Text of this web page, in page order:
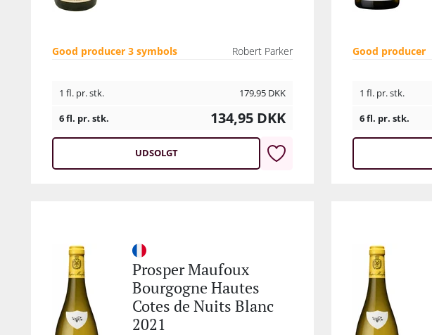
Good producer 3 symbols Robert Parker
1 fl. pr. stk. 179,95 DKK
6 fl. pr. stk.
134,95 DKK
UDSOLGT
Good producer
1 fl. pr. stk.
6 fl. pr. stk.
Prosper Maufoux
Bourgogne Hautes
Cotes de Nuits Blanc
2021